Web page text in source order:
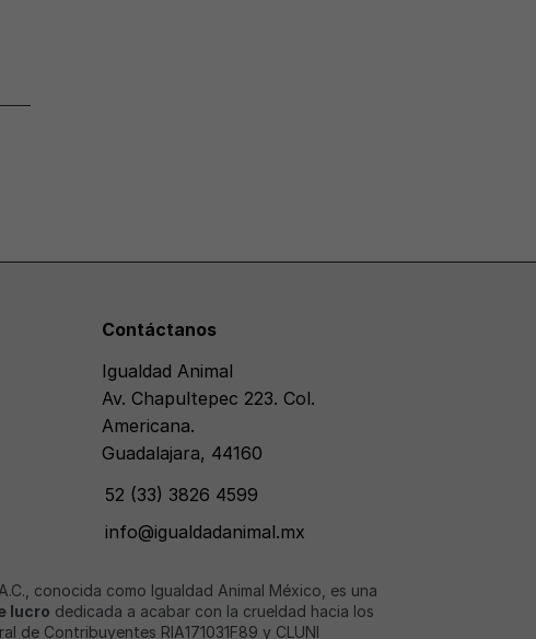
Contáctanos
Igualdad Animal
Av. Chapultepec 223. Col.
Americana.
Guadalajara, 44160
52 (33) 3826 4599
info@igualdadanimal.mx
conocida como Igualdad Animal México, es una
lucro dedicada a acabar con la crueldad hacia los
de Contribuyentes RIA171031F89 y CLUNI